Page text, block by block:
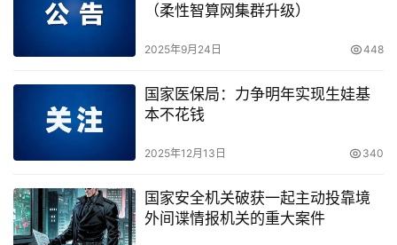
（柔性智算网集群升级）
2025年9月24日 448
国家医保局：力争明年实现生娃基
本不花钱
2025年12月13日 340
国家安全机关破获一起主动投靠境
外间谍情报机关的重大案件